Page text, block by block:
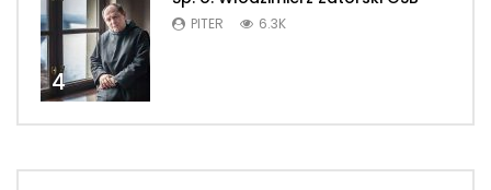
4
PITER 6.3K